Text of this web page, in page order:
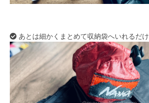
あとは細かくまとめて収納袋へいれるだけ